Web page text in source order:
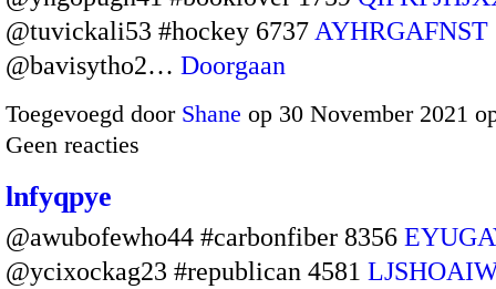
@tuvickali53 #hockey 6737AYHRGAFNST
@bavisytho2… Doorgaan
Toegevoegd door Shane op 30 November 2021
Geen reacties
lnfyqpye
@awubofewho44 #carbonfiber 8356
@ycixockag23 #republican 4581